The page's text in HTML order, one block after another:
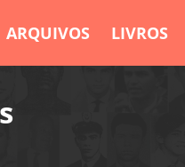
ARQUIVOS LIVROS